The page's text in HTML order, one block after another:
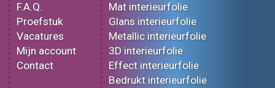
F.A.Q.
Proefstuk
Vacatures
Mijn account
Contact
Mat interieurfolie
Glans interieurfolie
Metallic interieurfolie
3D interieurfolie
Effect interieurfolie
Bedrukt interieurfolie